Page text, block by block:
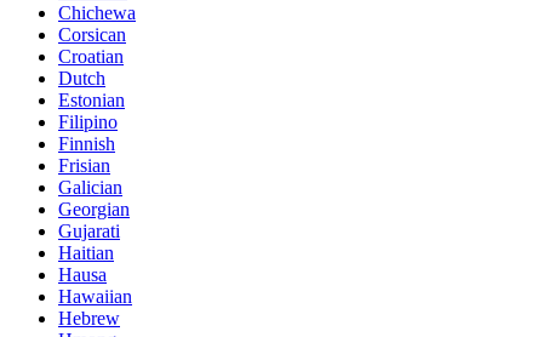
Chichewa
Corsican
Croatian
Dutch
Estonian
Filipino
Finnish
Frisian
Galician
Georgian
Gujarati
Haitian
Hausa
Hawaiian
Hebrew